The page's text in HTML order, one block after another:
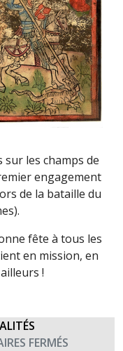
sur les champs de
engagement
de la bataille du
fête à tous les
en mission, en
!
FERMÉS